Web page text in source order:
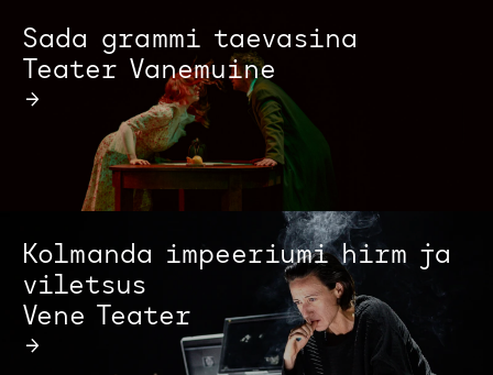
Sada grammi taevasina
Teater Vanemuine
→
Kolmanda impeeriumi hirm ja
viletsus
Vene Teater
→